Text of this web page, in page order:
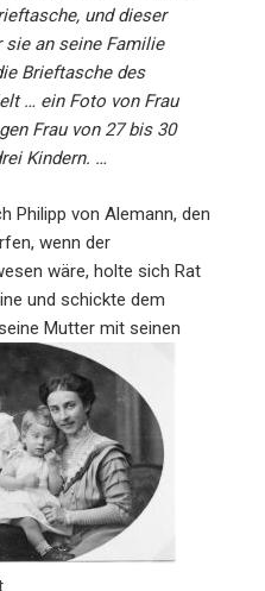
und dieser
sie an seine Familie
Brieftasche des
… ein Foto von Frau
Frau von 27 bis 30
Kindern. …
Philipp von Alemann, den
wenn der
wäre, holte sich Rat
und schickte dem
Mutter mit seinen